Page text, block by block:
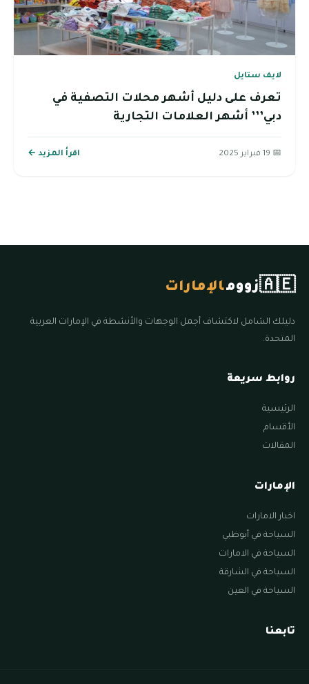
لايف ستايل
تعرف على دليل أشهر محلات التصفية في
دبي’’’ أشهر العلامات التجارية
📅 19 فبراير 2025 اقرأ المزيد ←
🇦🇪زوومالإمارات
دليلك الشامل لاكتشاف أجمل الوجهات والأنشطة في الإمارات العربية
المتحدة.
روابط سريعة
الرئيسية
الأقسام
المقالات
الإمارات
اخبار الامارات
السياحة في أبوظبي
السياحة في الامارات
السياحة في الشارقة
السياحة في العين
تابعنا